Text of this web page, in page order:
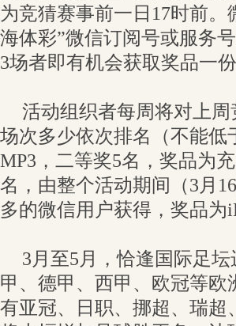
为竞猜赛事前一日17时前
海体彩”微信订阅号或服务
3场者即有机会获取奖品一份
活动组织者每周将对上
场次多少依次排名（不能低
MP3，二等奖5名，奖品为
名，由整个活动期间（3月
多的微信用户获得，奖品为
3月至5月，恰逢国际足
甲、德甲、西甲、欧冠等
有亚冠、日职、挪超、瑞